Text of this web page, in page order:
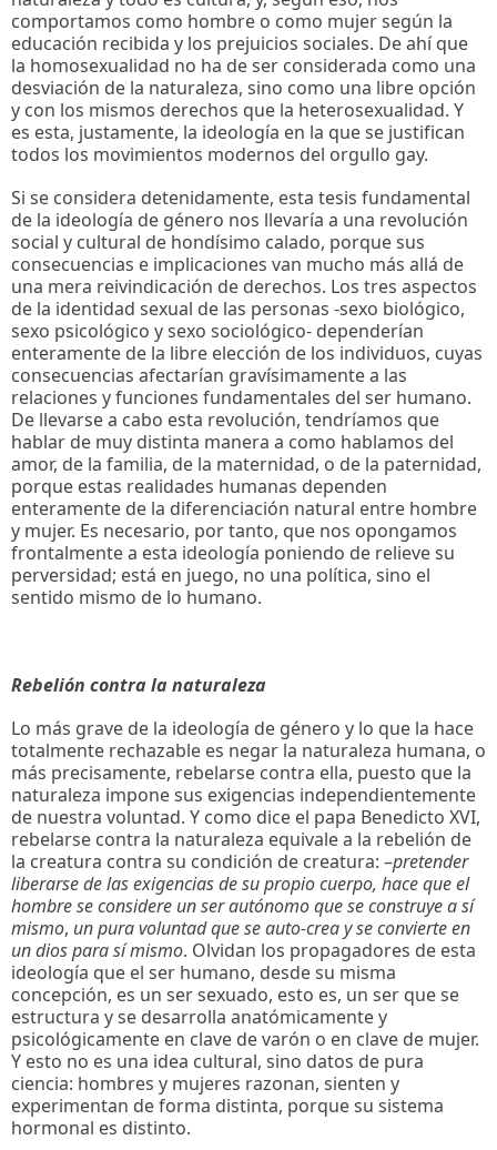
comportamos como hombre o como mujer según la
educación recibida y los prejuicios sociales. De ahí que
la homosexualidad no ha de ser considerada como una
desviación de la naturaleza, sino como una libre opción
y con los mismos derechos que la heterosexualidad. Y
es esta, justamente, la ideología en la que se justifican
todos los movimientos modernos del orgullo gay.
Si se considera detenidamente, esta tesis fundamental
de la ideología de género nos llevaría a una revolución
social y cultural de hondísimo calado, porque sus
consecuencias e implicaciones van mucho más allá de
una mera reivindicación de derechos. Los tres aspectos
de la identidad sexual de las personas -sexo biológico,
sexo psicológico y sexo sociológico- dependerían
enteramente de la libre elección de los individuos, cuyas
consecuencias afectarían gravísimamente a las
relaciones y funciones fundamentales del ser humano.
De llevarse a cabo esta revolución, tendríamos que
hablar de muy distinta manera a como hablamos del
amor, de la familia, de la maternidad, o de la paternidad,
porque estas realidades humanas dependen
enteramente de la diferenciación natural entre hombre
y mujer. Es necesario, por tanto, que nos opongamos
frontalmente a esta ideología poniendo de relieve su
perversidad; está en juego, no una política, sino el
sentido mismo de lo humano.
Rebelión contra la naturaleza
Lo más grave de la ideología de género y lo que la hace
totalmente rechazable es negar la naturaleza humana, o
más precisamente, rebelarse contra ella, puesto que la
naturaleza impone sus exigencias independientemente
de nuestra voluntad. Y como dice el papa Benedicto XVI,
rebelarse contra la naturaleza equivale a la rebelión de
la creatura contra su condición de creatura: –pretender
liberarse de las exigencias de supropio cuerpo, hace que el
hombre se considere un ser autónomo que se construye así
mismo, un pura voluntad que se auto-crea y se convierte en
un dios para sí mismo. Olvidan los propagadores de esta
ideología que el ser humano, desde su misma
concepción, es un ser sexuado, esto es, un ser que se
estructura y se desarrolla anatómicamente y
psicológicamente en clave de varón o en clave de mujer.
Y esto no es una idea cultural, sino datos de pura
ciencia: hombres y mujeres razonan, sienten y
experimentan de forma distinta, porque su sistema
hormonal es distinto.